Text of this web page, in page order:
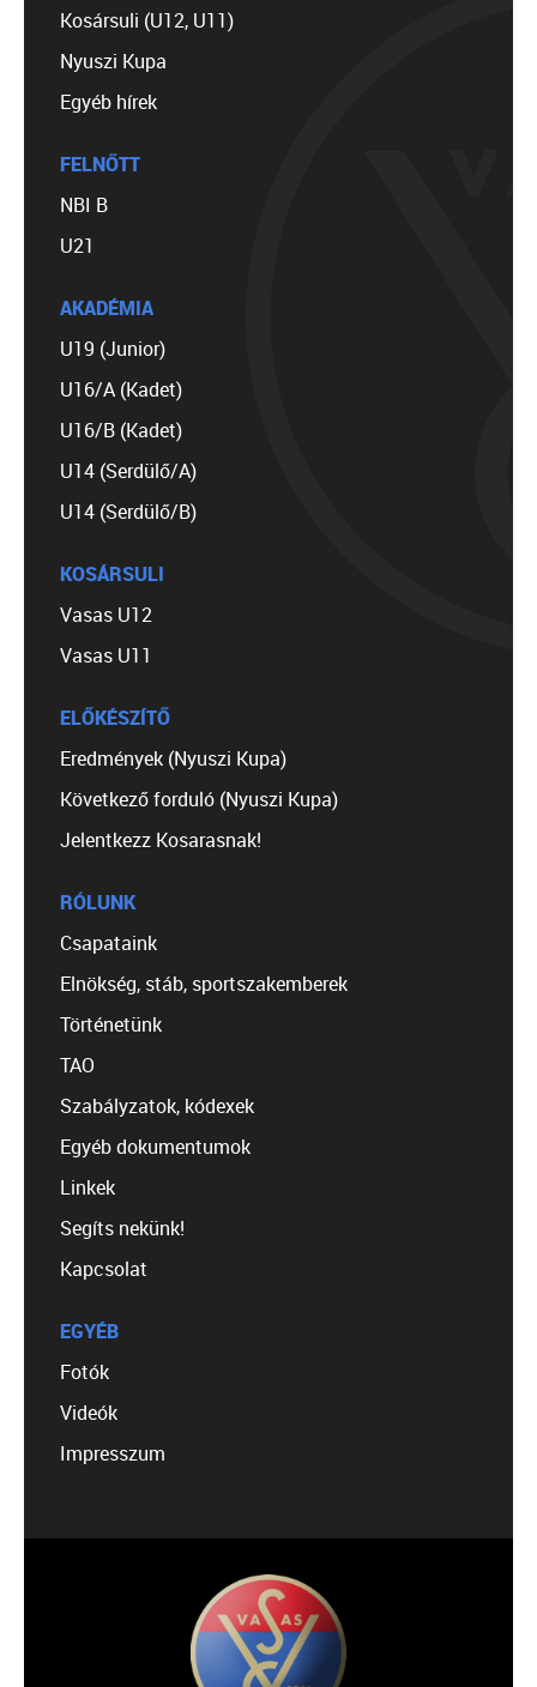
Kosársuli (U12, U11)
Nyuszi Kupa
Egyéb hírek
FELNŐTT
NBI B
U21
AKADÉMIA
U19 (Junior)
U16/A (Kadet)
U16/B (Kadet)
U14 (Serdülő/A)
U14 (Serdülő/B)
KOSÁRSULI
Vasas U12
Vasas U11
ELŐKÉSZÍTŐ
Eredmények (Nyuszi Kupa)
Következő forduló (Nyuszi Kupa)
Jelentkezz Kosarasnak!
RÓLUNK
Csapataink
Elnökség, stáb, sportszakemberek
Történetünk
TAO
Szabályzatok, kódexek
Egyéb dokumentumok
Linkek
Segíts nekünk!
Kapcsolat
EGYÉB
Fotók
Videók
Impresszum